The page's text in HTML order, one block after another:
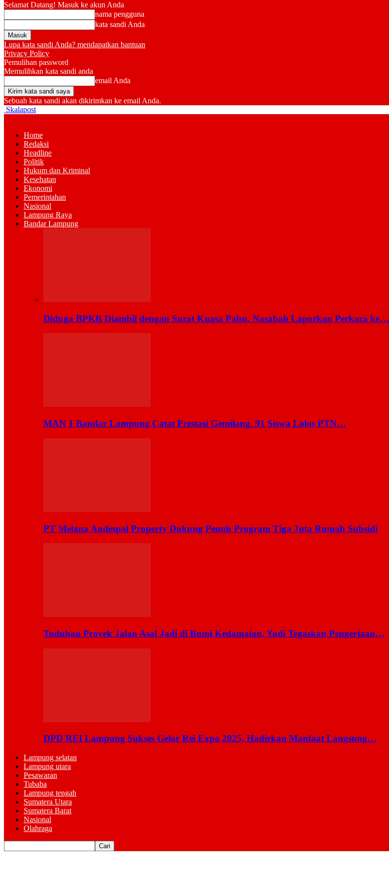
Selamat Datang! Masuk ke akun Anda
nama pengguna
kata sandi Anda
Lupa kata sandi Anda? mendapatkan bantuan
Privacy Policy
Pemulihan password
Memulihkan kata sandi anda
email Anda
Sebuah kata sandi akan dikirimkan ke email Anda.
Skalapost
Home
Redaksi
Headline
Politik
Hukum dan Kriminal
Kesehatan
Ekonomi
Pemerintahan
Nasional
Lampung Raya
Bandar Lampung
Diduga BPKB Diambil dengan Surat Kuasa Palsu, Nasabah Laporkan Perkara ke…
MAN 1 Bandar Lampung Catat Prestasi Gemilang, 91 Siswa Lolos PTN…
PT Melana Andespal Property Dukung Penuh Program Tiga Juta Rumah Subsidi
Tuduhan Proyek Jalan Asal Jadi di Bumi Kedamaian, Yudi Tegaskan Pengerjaan…
DPD REI Lampung Sukses Gelar Rei Expo 2025, Hadirkan Manfaat Langsung…
Lampung selatan
Lampung utara
Pesawaran
Tubaba
Lampung tengah
Sumatera Utara
Sumatera Barat
Nasional
Olahraga